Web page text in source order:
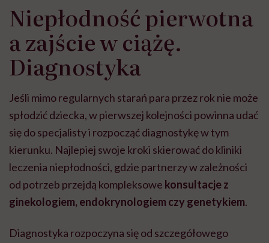
Niepłodność pierwotna
a zajście w ciążę.
Diagnostyka
Jeśli mimo regularnych starań para przez rok nie może
spłodzić dziecka, w pierwszej kolejności powinna udać
się do specjalisty i rozpocząć diagnostykę w tym
kierunku. Najlepiej swoje kroki skierować do kliniki
leczenia niepłodności, gdzie partnerzy w zależności
od potrzeb przejdą kompleksowe konsultacje z
ginekologiem, endokrynologiem czy genetykiem.
Diagnostyka rozpoczyna się od szczegółowego